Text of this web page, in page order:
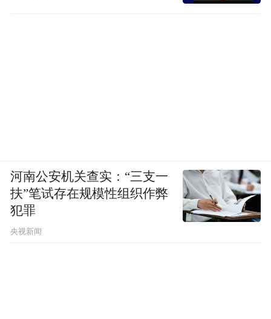
河南公安机关查实：“三支一
扶”笔试存在规模性组织作弊
犯罪
央视新闻